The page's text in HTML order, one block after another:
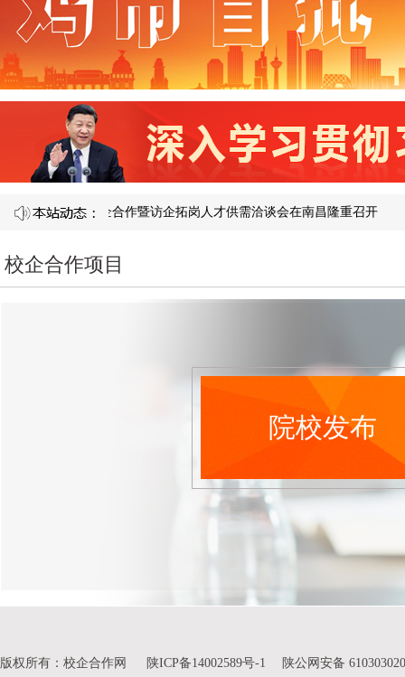
产教融合校企合作暨访企拓岗人才供需洽谈会在南昌隆重召开​
校企合作项目
院校发布
版权所有：校企合作网 陕ICP备14002589号-1 陕公网安备